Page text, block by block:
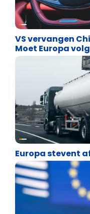
Energie en
VS vervangen
Moet Europa
Energie en
Europa stevent